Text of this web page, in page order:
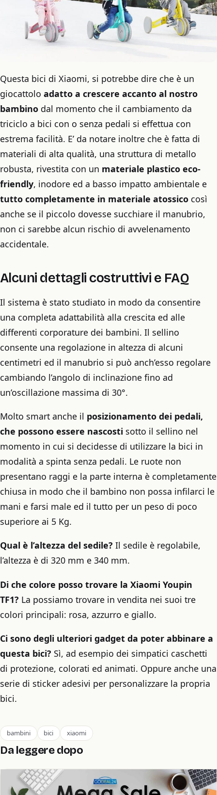
Questa bici di Xiaomi, si potrebbe dire che è un
giocattolo adatto a crescere accanto al nostro
bambino dal momento che il cambiamento da
triciclo a bici con o senza pedali si effettua con
estrema facilità. E’ da notare inoltre che è fatta di
materiali di alta qualità, una struttura di metallo
robusta, rivestita con un materiale plastico eco-
friendly, inodore ed a basso impatto ambientale e
tutto completamente in materiale atossico così
anche se il piccolo dovesse succhiare il manubrio,
non ci sarebbe alcun rischio di avvelenamento
accidentale.
Alcuni dettagli costruttivi e FAQ
Il sistema è stato studiato in modo da consentire
una completa adattabilità alla crescita ed alle
differenti corporature dei bambini. Il sellino
consente una regolazione in altezza di alcuni
centimetri ed il manubrio si può anch’esso regolare
cambiando l’angolo di inclinazione fino ad
un’oscillazione massima di 30°.
Molto smart anche il posizionamento dei pedali,
che possono essere nascosti sotto il sellino nel
momento in cui si decidesse di utilizzare la bici in
modalità a spinta senza pedali. Le ruote non
presentano raggi e la parte interna è completamente
chiusa in modo che il bambino non possa infilarci le
mani e farsi male ed il tutto per un peso di poco
superiore ai 5 Kg.
Qual è l’altezza del sedile? Il sedile è regolabile,
l’altezza è di 320 mm e 340 mm.
Di che colore posso trovare la Xiaomi Youpin
TF1? La possiamo trovare in vendita nei suoi tre
colori principali: rosa, azzurro e giallo.
Ci sono degli ulteriori gadget da poter abbinare a
questa bici? Sì, ad esempio dei simpatici caschetti
di protezione, colorati ed animati. Oppure anche una
serie di sticker adesivi per personalizzare la propria
bici.
bambini bici xiaomi
Da leggere dopo